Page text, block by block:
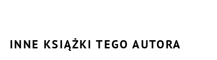
INNE KSIĄŻKI TEGO AUTORA